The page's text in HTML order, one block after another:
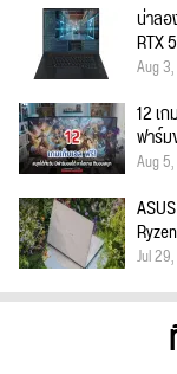
น่าลอ
RTX
Aug
12 เ
ฟาร์
Aug
Jul